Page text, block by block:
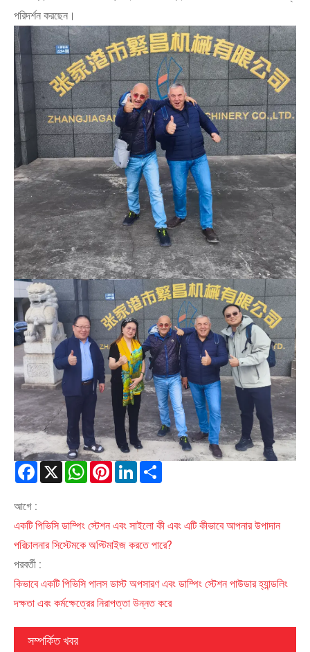
পরিদর্শন করছেন।
Facebook
X WhatsAppPinterestLinkedIn
আগে :
একটি পিভিসি ডাম্পিং স্টেশন এবং সাইলো কী এবং এটি কীভাবে আপনার উপাদান
পরিচালনার সিস্টেমকে অপ্টিমাইজ করতে পারে?
পরবর্তী :
কিভাবে একটি পিভিসি পালস ডাস্ট অপসারণ এবং ডাম্পিং স্টেশন পাউডার হ্যান্ডলিং
দক্ষতা এবং কর্মক্ষেত্রের নিরাপত্তা উন্নত করে
সম্পর্কিত খবর